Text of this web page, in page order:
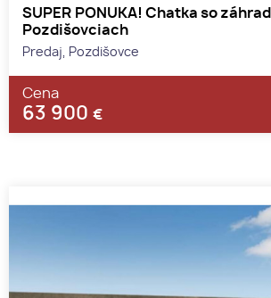
SUPER PONUKA! Chatka so
Pozdišovciach
Predaj, Pozdišovce
Cena
63 900 €